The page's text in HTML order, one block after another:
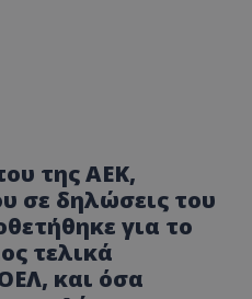
της ΑΕΚ,
σε δηλώσεις του
για το
τελικά
και όσα